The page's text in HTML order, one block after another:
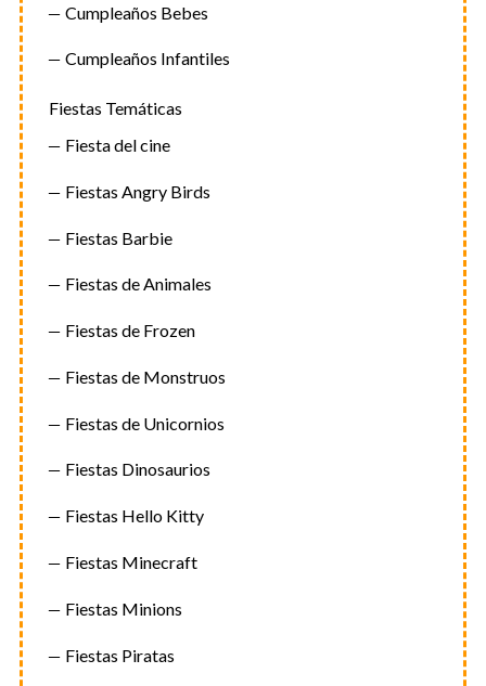
Cumpleaños Bebes
Cumpleaños Infantiles
Fiestas Temáticas
Fiesta del cine
Fiestas Angry Birds
Fiestas Barbie
Fiestas de Animales
Fiestas de Frozen
Fiestas de Monstruos
Fiestas de Unicornios
Fiestas Dinosaurios
Fiestas Hello Kitty
Fiestas Minecraft
Fiestas Minions
Fiestas Piratas